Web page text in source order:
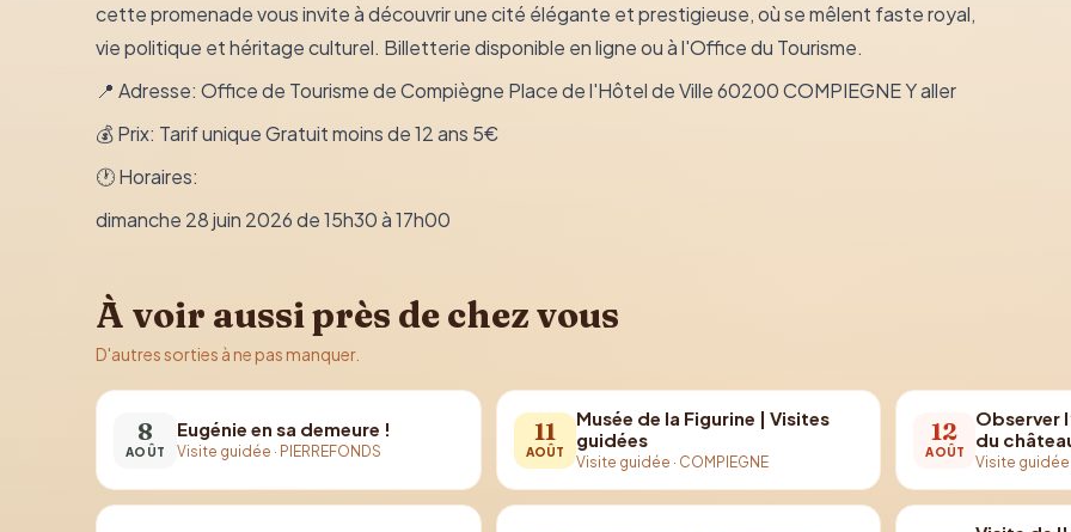
cette promenade vous invite à découvrir une cité élégante et prestigieuse, où se mêlent faste royal,
vie politique et héritage culturel. Billetterie disponible en ligne ou à l'Office du Tourisme.
📍 Adresse: Office de Tourisme de Compiègne Place de l'Hôtel de Ville 60200 COMPIEGNE Y aller
💰 Prix: Tarif unique Gratuit moins de 12 ans 5€
🕐 Horaires:
dimanche 28 juin 2026 de 15h30 à 17h00
À voir aussi près de chez vous
D'autres sorties à ne pas manquer.
8
AOÛT
Eugénie en sa demeure !
Visite guidée · PIERREFONDS
11
AOÛT
Musée de la Figurine | Visites
guidées
Visite guidée · COMPIEGNE
12
AOÛT
Observer
du
Visite guidée